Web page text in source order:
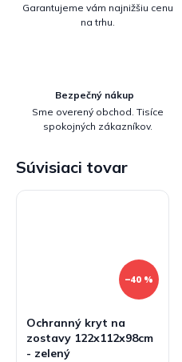
Garantujeme vám najnižšiu cenu
na trhu.
Bezpečný nákup
Sme overený obchod. Tisíce
spokojných zákazníkov.
Súvisiaci tovar
–40 %
Ochranný kryt na
zostavy 122x112x98cm
- zelený